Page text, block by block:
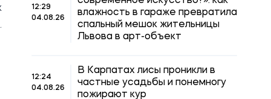
12:29
04.08.26
влажность в гараже превратила
спальный мешок жительницы
Львова в арт-объект
12:24
04.08.26
В Карпатах лисы проникли в
частные усадьбы и понемногу
пожирают кур